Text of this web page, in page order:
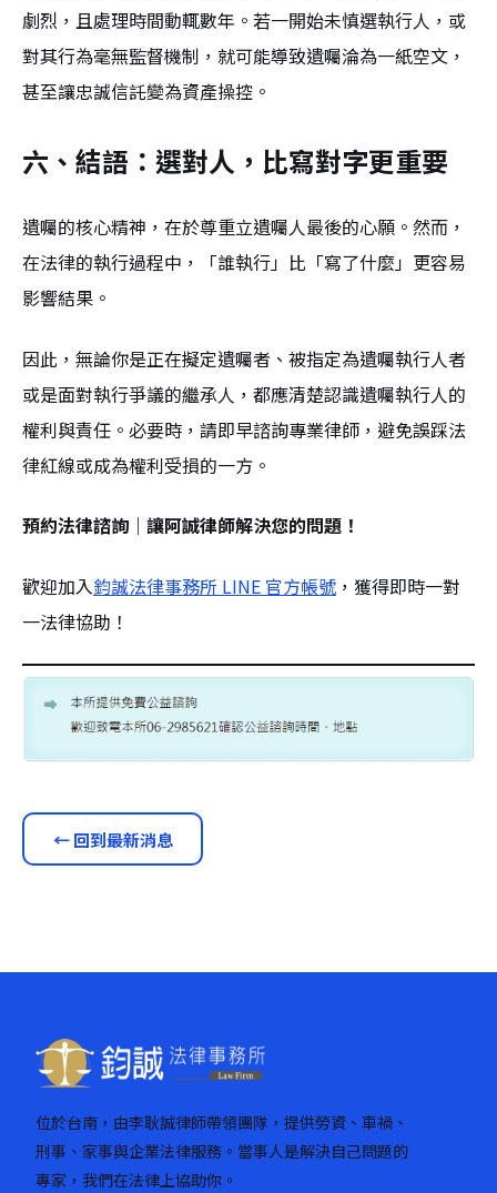
劇烈，且處理時間動輒數年。若一開始未慎選執行人，或
對其行為毫無監督機制，就可能導致遺囑淪為一紙空文，
甚至讓忠誠信託變為資產操控。
六、結語：選對人，比寫對字更重要
遺囑的核心精神，在於尊重立遺囑人最後的心願。然而，
在法律的執行過程中，「誰執行」比「寫了什麼」更容易
影響結果。
因此，無論你是正在擬定遺囑者、被指定為遺囑執行人者
或是面對執行爭議的繼承人，都應清楚認識遺囑執行人的
權利與責任。必要時，請即早諮詢專業律師，避免誤踩法
律紅線或成為權利受損的一方。
預約法律諮詢｜讓阿誠律師解決您的問題！
歡迎加入鈞誠法律事務所 LINE 官方帳號 ，獲得即時一對
一法律協助！
← 回到最新消息
位於台南，由李耿誠律師帶領團隊，提供勞資、車禍、
刑事、家事與企業法律服務。當事人是解決自己問題的
專家，我們在法律上協助你。